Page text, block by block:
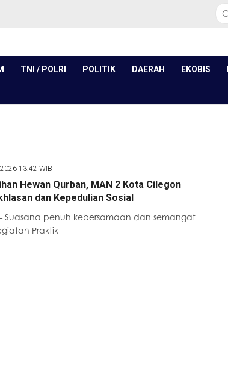
TNI / POLRI POLITIK DAERAH EKOBIS
13:42 WIB
Hewan Qurban, MAN 2 Kota Cilegon
dan Kepedulian Sosial
– Suasana penuh kebersamaan dan semangat
Praktik